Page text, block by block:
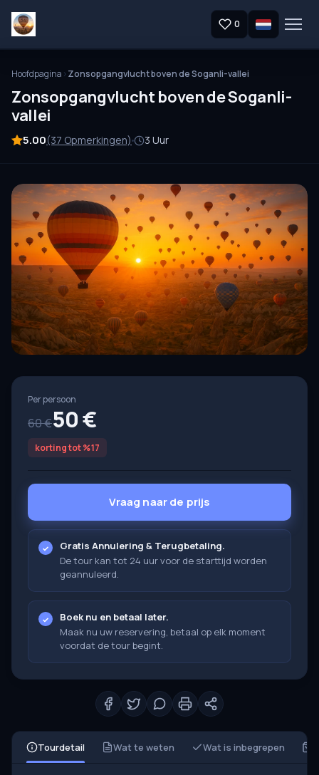
0
Hoofdpagina Zonsopgangvlucht boven de Soganli-vallei
Zonsopgangvlucht boven de Soganli-
vallei
5.00(37 Opmerkingen) 3 Uur
Tourdetail Wat te weten Wat is inbegrepen
Per persoon
60 €50 €
korting tot %17
Vraag naar de prijs
Gratis Annulering & Terugbetaling.
De tour kan tot 24 uur voor de starttijd worden
geannuleerd.
Boek nu en betaal later.
Maak nu uw reservering, betaal op elk moment
voordat de tour begint.